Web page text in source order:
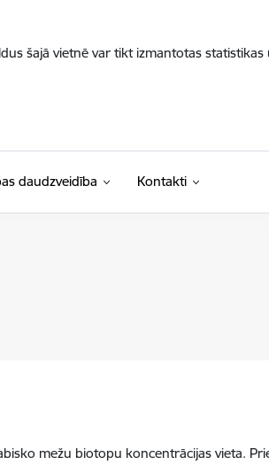
šajā vietnē var tikt izmantotas
daudzveidība Kontakti
mežu biotopu koncentrācijas vieta.